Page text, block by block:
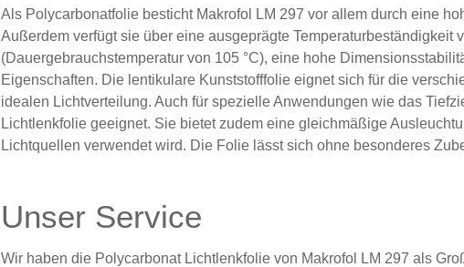
Als Polycarbonatfolie besticht Makrofol LM 297 vor allem durch eine
Außerdem verfügt sie über eine ausgeprägte Temperaturbeständigkeit
(Dauergebrauchstemperatur von 105 °C), eine hohe
Eigenschaften. Die lentikulare Kunststofffolie eignet sich für die
idealen Lichtverteilung. Auch für spezielle Anwendungen wie das
Lichtlenkfolie geeignet. Sie bietet zudem eine gleichmäßige
Lichtquellen verwendet wird. Die Folie lässt sich ohne besonderes
Unser Service
Wir haben die Polycarbonat Lichtlenkfolie von Makrofol LM 297 als